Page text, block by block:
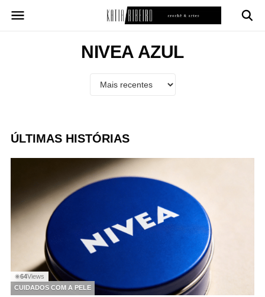
para
NIVEA AZUL
ÚLTIMAS HISTÓRIAS
◉64Views
CUIDADOS COM A PELE